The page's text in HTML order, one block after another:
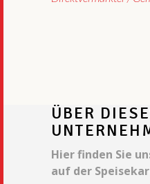
ÜBER
Hier finden Sie
auf der